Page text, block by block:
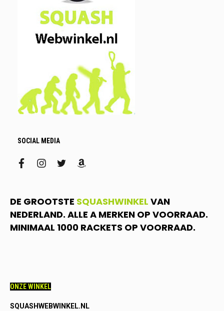
SOCIAL MEDIA
facebookinstagram
twitteramazon
DE GROOTSTE SQUASHWINKEL VAN
NEDERLAND. ALLE A MERKEN OP VOORRAAD.
MINIMAAL 1000 RACKETS OP VOORRAAD.
ONZE WINKEL
SQUASHWEBWINKEL.NL